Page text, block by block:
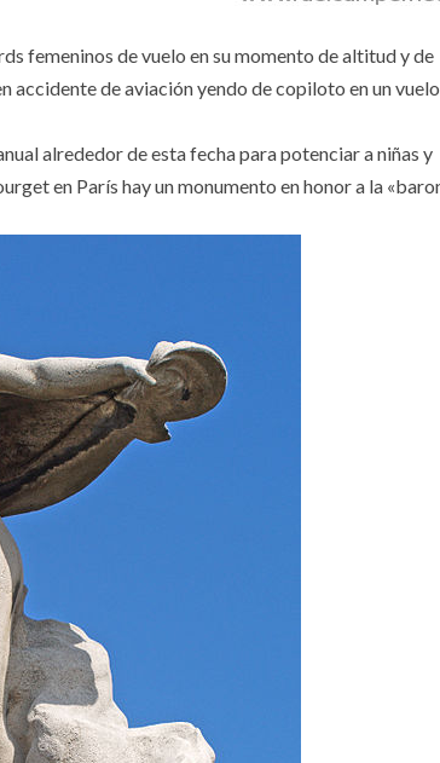
femeninos de vuelo en su momento de altitud y de
accidente de aviación yendo de copiloto en un
alrededor de esta fecha para potenciar a niñas y
en París hay un monumento en honor a la